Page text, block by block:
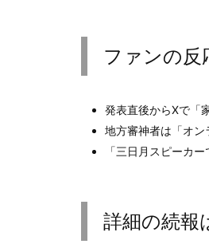
ファンの反
発表直後からXで「
地方審神者は「オ
「三日月スピーカ
詳細の続報